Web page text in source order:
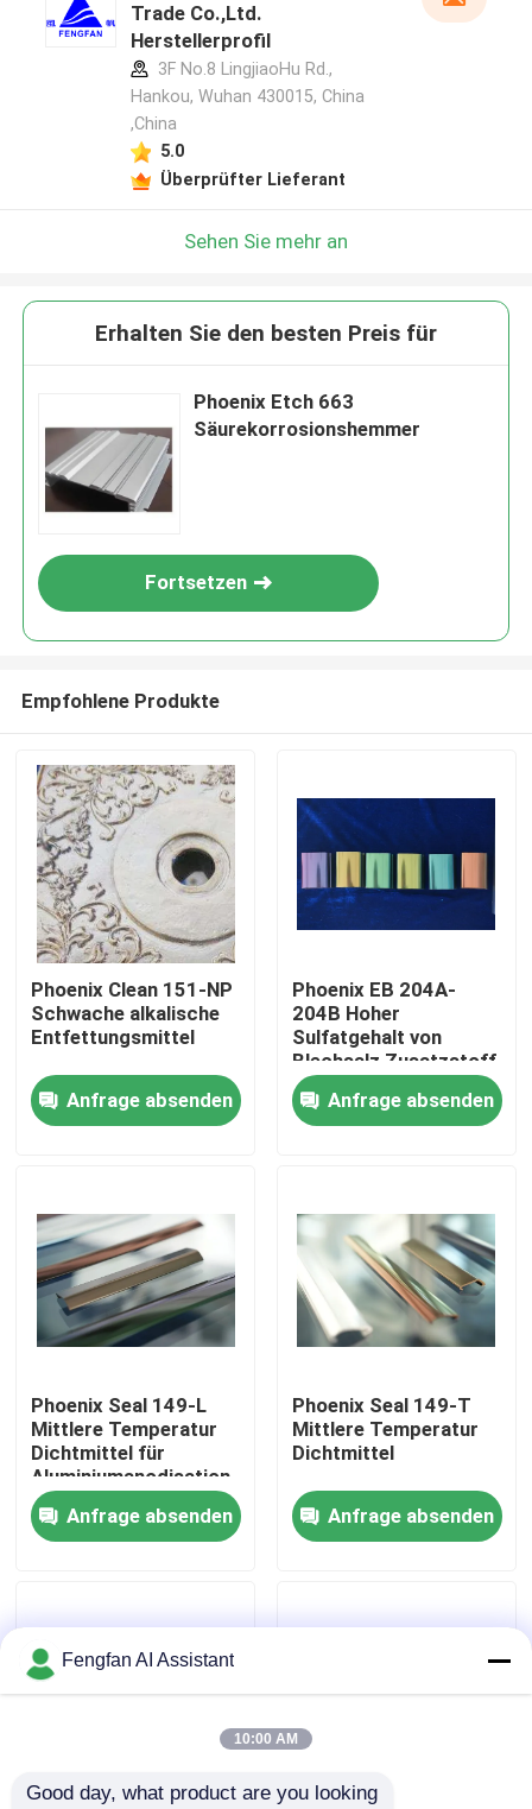
Zu Hause
Videos
Über uns
Werksbesichtigung
Qualitätskontrolle
Nachrichten
Chemikalien zur Verzinkung
Trade Co.,Ltd.
Herstellerprofil
3F No.8 LingjiaoHu Rd.,
Hankou, Wuhan 430015, China
,China
5.0
Überprüfter Lieferant
Sehen Sie mehr an
Erhalten Sie den besten Preis für
Phoenix Etch 663
Säurekorrosionshemmer
Fortsetzen
Empfohlene Produkte
Phoenix Clean 151-NP
Schwache alkalische
Entfettungsmittel
Anfrage absenden
Phoenix EB 204A-
204B Hoher
Sulfatgehalt von
Blechsalz Zusatzstoff
Anfrage absenden
Phoenix Seal 149-L
Mittlere Temperatur
Dichtmittel für
Aluminiumanodisation
Anfrage absenden
Phoenix Seal 149-T
Mittlere Temperatur
Dichtmittel
Anfrage absenden
Fengfan AI Assistant
10:00 AM
Good day, what product are you looking